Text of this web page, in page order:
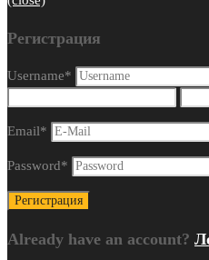
Регистрация
Username*
Email*
Password*
Already have an account?